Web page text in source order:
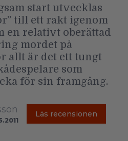
start utvecklas
till ett rakt igenom
en relativt oberättad
mordet på
allt är det ett tungt
som
för sin framgång.
Läs recensionen